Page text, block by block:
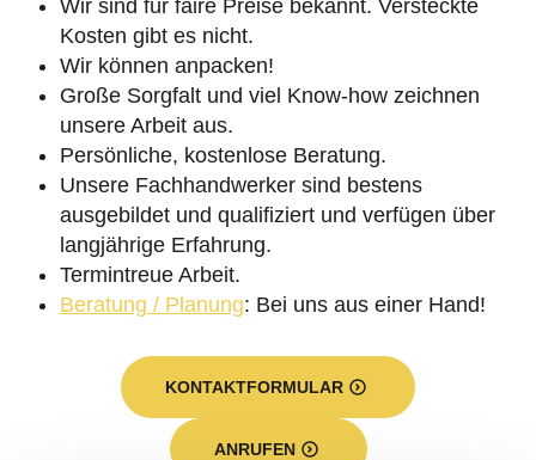
Wir sind für faire Preise bekannt. Versteckte
Kosten gibt es nicht.
Wir können anpacken!
Große Sorgfalt und viel Know-how zeichnen
unsere Arbeit aus.
Persönliche, kostenlose Beratung.
Unsere Fachhandwerker sind bestens
ausgebildet und qualifiziert und verfügen über
langjährige Erfahrung.
Termintreue Arbeit.
Beratung / Planung: Bei uns aus einer Hand!
KONTAKTFORMULAR
ANRUFEN